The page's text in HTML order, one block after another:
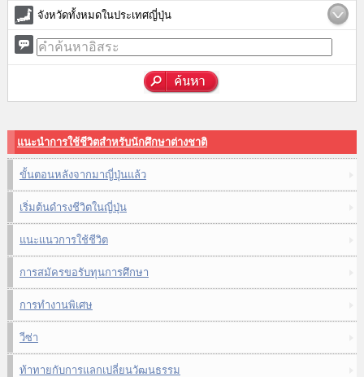
จังหวัดทั้งหมดในประเทศญี่ปุ่น
แนะนำการใช้ชีวิตสำหรับนักศึกษาต่างชาติ
ขั้นตอนหลังจากมาญี่ปุ่นแล้ว
เริ่มต้นดำรงชีวิตในญี่ปุ่น
แนะแนวการใช้ชีวิต
การสมัครขอรับทุนการศึกษา
การทำงานพิเศษ
วีซ่า
ท้าทายกับการแลกเปลี่ยนวัฒนธรรม